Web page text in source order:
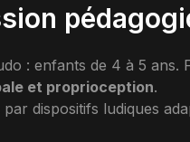
: enfants de 4 à 5 ans.
et proprioception.
dispositifs ludiques